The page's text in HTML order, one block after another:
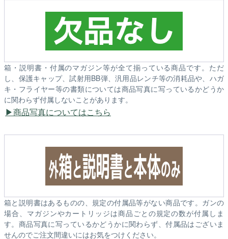
箱・説明書・付属のマガジン等が全て揃っている商品です。ただ
し、保護キャップ、試射用BB弾、汎用品レンチ等の消耗品や、ハガ
キ・フライヤー等の書類については商品写真に写っているかどうか
に関わらず付属しないことがあります。
商品写真についてはこちら
箱と説明書はあるものの、規定の付属品等がない商品です。ガンの
場合、マガジンやカートリッジは商品ごとの規定の数が付属しま
す。商品写真に写っているかどうかに関わらず、付属品はございま
せんのでご注文間違いにはお気をつけください。